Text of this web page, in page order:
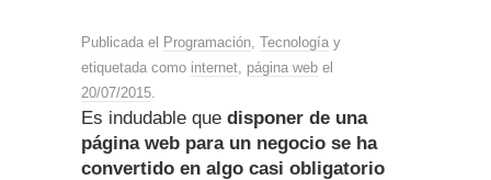
Publicada el Programación Tecnología y
etiquetada como internet página web el
20/07/2015
Es indudable que disponer de una
página web para un negocio se ha
convertido en algo casi obligatorio